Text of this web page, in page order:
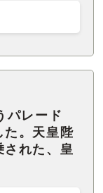
パレード
た。天皇陛
された、皇